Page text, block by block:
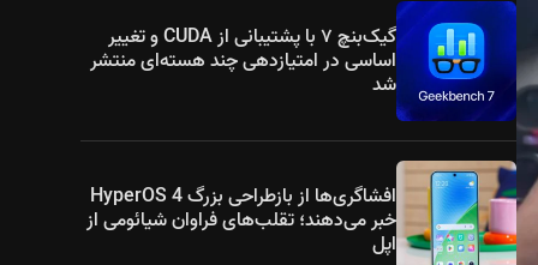
گیک‌بنچ ۷ با پشتیبانی از CUDA و تغییر
اساسی در امتیازدهی چند هسته‌ای منتشر
شد
افشاگری‌ها از بازطراحی بزرگ HyperOS 4
خبر می‌دهند؛ تقلب‌های فراوان شیائومی از
اپل